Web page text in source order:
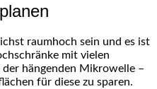
raumhoch sein und es ist
mit vielen
der hängenden Mikrowelle –
für diese zu sparen.